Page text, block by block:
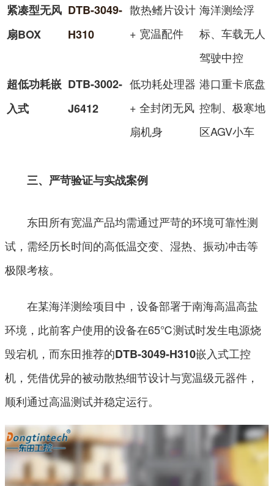
紧凑型无风
扇BOX
DTB-3049-
H310
散热鳍片设计
+ 宽温配件
海洋测绘浮
标、车载无人
驾驶中控
超低功耗嵌
入式
DTB-3002-
J6412
低功耗处理器
+ 全封闭无风
扇机身
港口重卡底盘
控制、极寒地
区AGV小车
三、严苛验证与实战案例
东田所有宽温产品均需通过严苛的环境可靠性测
试，需经历长时间的高低温交变、湿热、振动冲击等
极限考核。
在某海洋测绘项目中，设备部署于南海高温高盐
环境，此前客户使用的设备在65℃测试时发生电源烧
毁宕机，而东田推荐的DTB-3049-H310嵌入式工控
机，凭借优异的被动散热细节设计与宽温级元器件，
顺利通过高温测试并稳定运行。